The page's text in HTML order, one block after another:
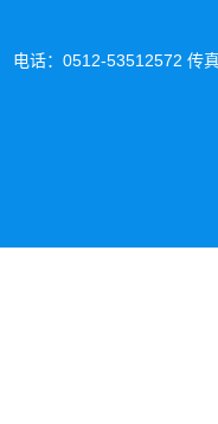
电话：0512-53512572 传